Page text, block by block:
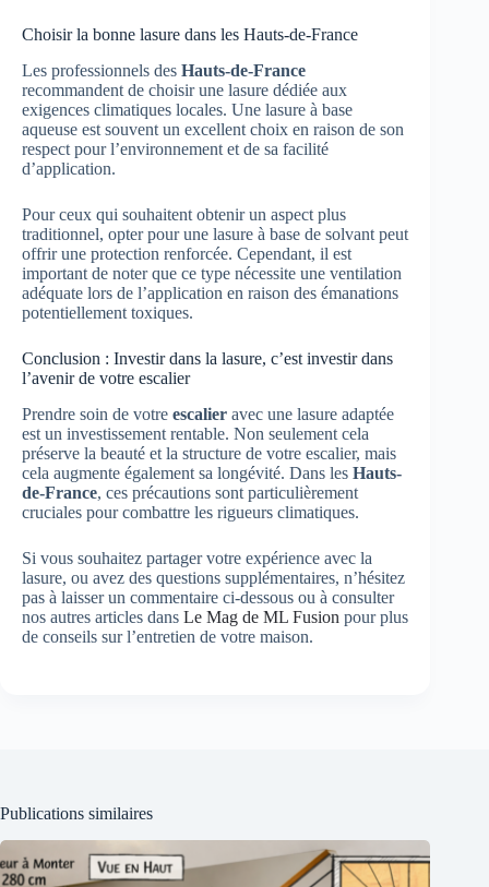
Choisir la bonne lasure dans les Hauts-de-France
Les professionnels des Hauts-de-France
recommandent de choisir une lasure dédiée aux
exigences climatiques locales. Une lasure à base
aqueuse est souvent un excellent choix en raison de son
respect pour l’environnement et de sa facilité
d’application.
Pour ceux qui souhaitent obtenir un aspect plus
traditionnel, opter pour une lasure à base de solvant peut
offrir une protection renforcée. Cependant, il est
important de noter que ce type nécessite une ventilation
adéquate lors de l’application en raison des émanations
potentiellement toxiques.
Conclusion : Investir dans la lasure, c’est investir dans
l’avenir de votre escalier
Prendre soin de votre escalier avec une lasure adaptée
est un investissement rentable. Non seulement cela
préserve la beauté et la structure de votre escalier, mais
cela augmente également sa longévité. Dans les Hauts-
de-France, ces précautions sont particulièrement
cruciales pour combattre les rigueurs climatiques.
Si vous souhaitez partager votre expérience avec la
lasure, ou avez des questions supplémentaires, n’hésitez
pas à laisser un commentaire ci-dessous ou à consulter
nos autres articles dans Le Mag de ML Fusion pour plus
de conseils sur l’entretien de votre maison.
Publications similaires